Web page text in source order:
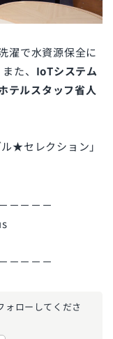
濯で水資源保全に
た、 IoTシステム
テルスタッフ省人
★セレクション」
－－－－
－－－－
ォローしてくださ